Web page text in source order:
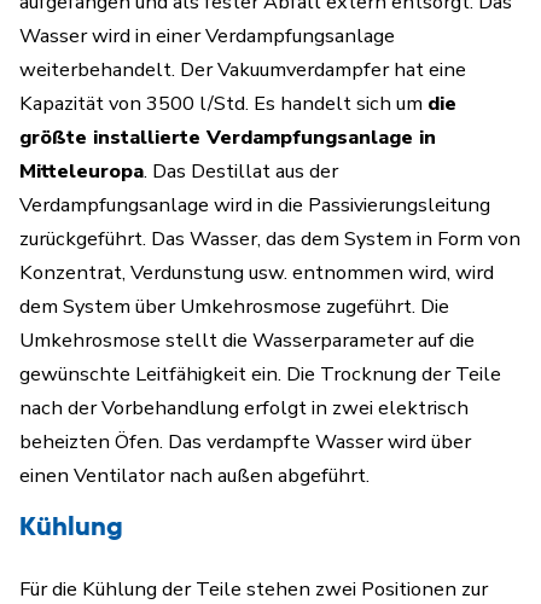
Wasser wird in einer Verdampfungsanlage
weiterbehandelt. Der Vakuumverdampfer hat eine
Kapazität von 3500 l/Std. Es handelt sich um die
größte installierte Verdampfungsanlage in
Mitteleuropa. Das Destillat aus der
Verdampfungsanlage wird in die Passivierungsleitung
zurückgeführt. Das Wasser, das dem System in Form von
Konzentrat, Verdunstung usw. entnommen wird, wird
dem System über Umkehrosmose zugeführt. Die
Umkehrosmose stellt die Wasserparameter auf die
gewünschte Leitfähigkeit ein. Die Trocknung der Teile
nach der Vorbehandlung erfolgt in zwei elektrisch
beheizten Öfen. Das verdampfte Wasser wird über
einen Ventilator nach außen abgeführt.
Kühlung
Für die Kühlung der Teile stehen zwei Positionen zur